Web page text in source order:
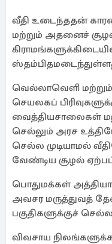
​வீதி உடைந்ததன்
மற்றும் அதனைச்
வெல்லாவெளி மற்றும்
செயலகப்
வைத்தியசாலைகள்
செல்லும் அரச
செல்ல முடியாமல்
வேண்டிய சூழல்
பொதுமக்கள்
அவசர மருத்துவத்
பகுதிகளுக்குச்
விவசாய